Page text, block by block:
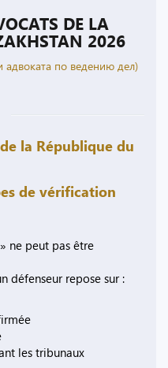
DE LA
2026
по ведению дел)
la République du
de vérification
ne peut pas être
défenseur repose sur :
les tribunaux